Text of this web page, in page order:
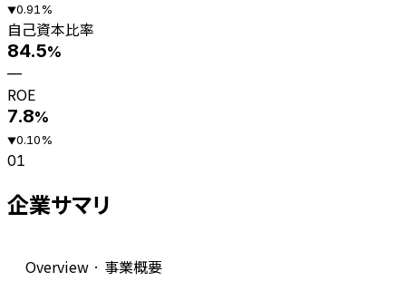
▼0.91 %
自己資本比率
84.5%
—
ROE
7.8%
▼0.10%
01
企業サマリ
Overview · 事業概要